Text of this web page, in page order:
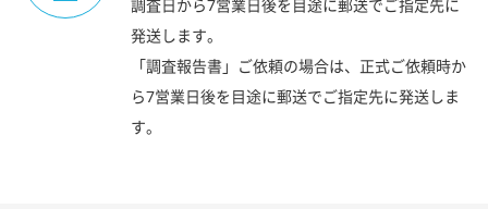
調査日から7営業日後を目途に郵送でご指定先に
発送します。
「調査報告書」ご依頼の場合は、正式ご依頼時か
ら7営業日後を目途に郵送でご指定先に発送しま
す。